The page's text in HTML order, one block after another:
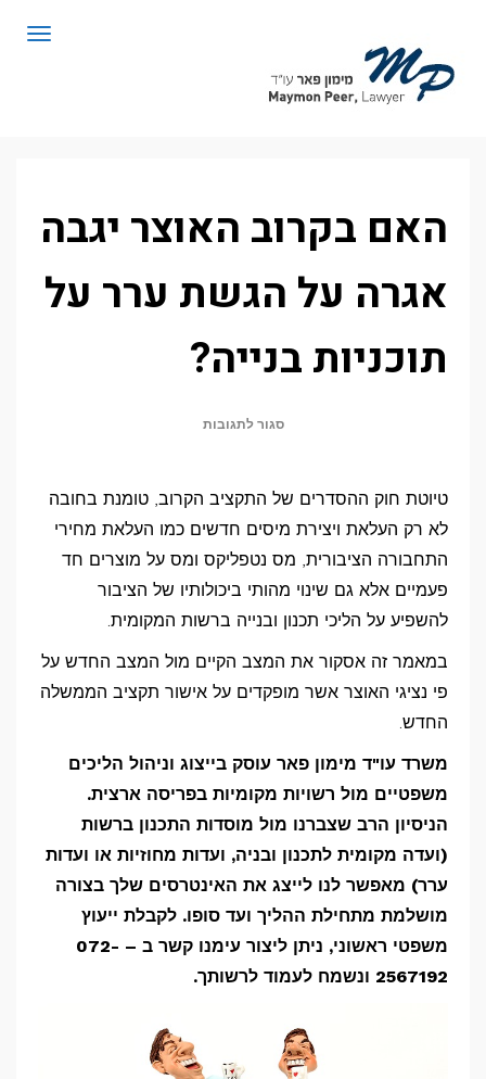
האם בקרוב האוצר יגבה
אגרה על הגשת ערר על
תוכניות בנייה?
סגור לתגובות
האוצר
יגבה
אגרה
על
הגשת
ערר
טיוטת חוק ההסדרים של התקציב הקרוב, טומנת בחובה
לא רק העלאת ויצירת מיסים חדשים כמו העלאת מחירי
התחבורה הציבורית, מס נטפליקס ומס על מוצרים חד
פעמיים אלא גם שינוי מהותי ביכולותיו של הציבור
להשפיע על הליכי תכנון ובנייה ברשות המקומית.
במאמר זה אסקור את המצב הקיים מול המצב החדש על
פי נציגי האוצר אשר מופקדים על אישור תקציב הממשלה
החדש.
משרד עו"ד מימון פאר עוסק בייצוג וניהול הליכים
משפטיים מול רשויות מקומיות בפריסה ארצית.
הניסיון הרב שצברנו מול מוסדות התכנון ברשות
(ועדה מקומית לתכנון ובניה, ועדות מחוזיות או ועדות
ערר) מאפשר לנו לייצג את האינטרסים שלך בצורה
מושלמת מתחילת ההליך ועד סופו. לקבלת ייעוץ
משפטי ראשוני, ניתן ליצור עימנו קשר ב – 072-
2567192 ונשמח לעמוד לרשותך.